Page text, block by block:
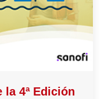
la 4ª Edición